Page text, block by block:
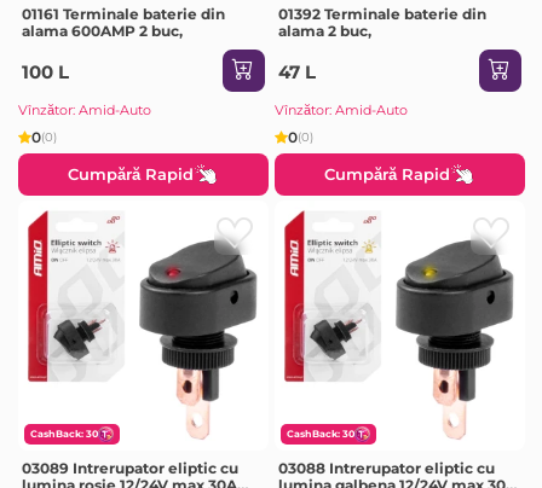
01161 Terminale baterie din
alama 600AMP 2 buc,
100 L
Vînzător: Amid-Auto
0(0)
Cumpără Rapid
01392 Terminale baterie din
alama 2 buc,
47 L
Vînzător: Amid-Auto
0(0)
Cumpără Rapid
CashBack: 30
03089 Intrerupator eliptic cu
CashBack: 30
03088 Intrerupator eliptic cu